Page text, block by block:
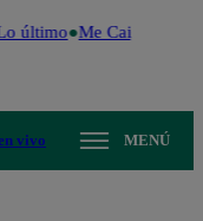
último Me Caigo de Risa
vivo MENÚ